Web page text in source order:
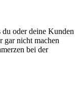
du oder deine Kunden
gar nicht machen
bei der